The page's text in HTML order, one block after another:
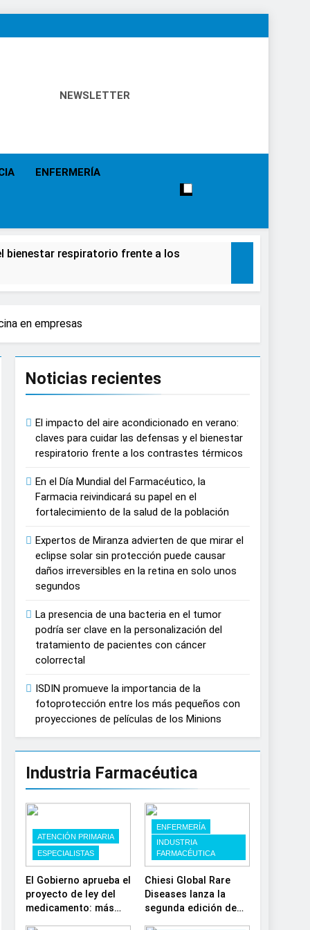
NEWSLETTER
ENFERMERÍA
bienestar respiratorio frente a los
daños irreversibles en la retina en
tratamiento de pacientes con cáncer
proyecciones de películas de los
lactante
playas y otros espacios al aire
estratégica y modernización
muscular del deportista
en empresas
Noticias recientes
El impacto del aire acondicionado en verano:
claves para cuidar las defensas y el bienestar
respiratorio frente a los contrastes térmicos
En el Día Mundial del Farmacéutico, la
Farmacia reivindicará su papel en el
fortalecimiento de la salud de la población
Expertos de Miranza advierten de que mirar el
eclipse solar sin protección puede causar
daños irreversibles en la retina en solo unos
segundos
La presencia de una bacteria en el tumor
podría ser clave en la personalización del
tratamiento de pacientes con cáncer
colorrectal
ISDIN promueve la importancia de la
fotoprotección entre los más pequeños con
proyecciones de películas de los Minions
Industria Farmacéutica
ATENCIÓN PRIMARIA
ESPECIALISTAS
El Gobierno aprueba el
proyecto de ley del
medicamento: más
ENFERMERÍA
INDUSTRIA
FARMACÉUTICA
Chiesi Global Rare
Diseases lanza la
segunda edición de